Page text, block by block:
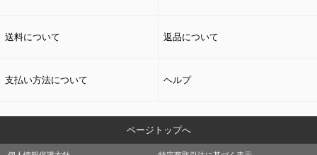
送料について 返品について
支払い方法について ヘルプ
ページトップへ